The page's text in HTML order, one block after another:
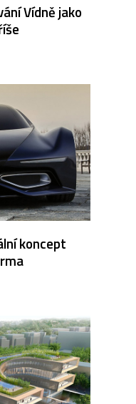
Vídně jako
koncept